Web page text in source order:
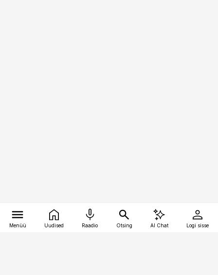
Menüü Uudised Raadio Otsing AI Chat Logi sisse